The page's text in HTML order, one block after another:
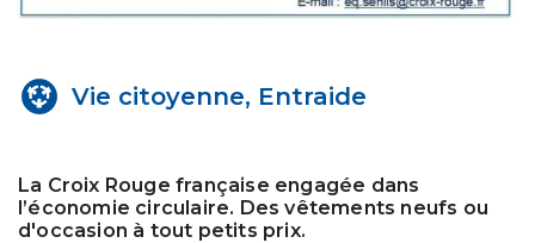
Vie citoyenne, Entraide
La Croix Rouge française engagée dans
l’économie circulaire. Des vêtements neufs ou
d'occasion à tout petits prix.